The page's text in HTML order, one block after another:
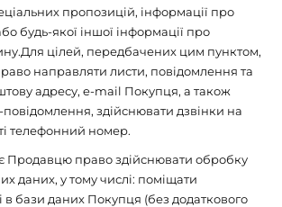
пропозицій, інформації про
будь-якої іншої інформації про
цілей, передбачених цим пунктом,
направляти листи, повідомлення та
адресу, e-mail Покупця, а також
здійснювати дзвінки на
телефонний номер.
Продавцю право здійснювати обробку
даних, у тому числі: поміщати
в бази даних Покупця (без додаткового